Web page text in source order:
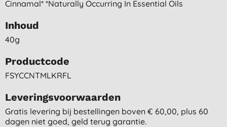
Cinnamal* *naturally Occurring In Essential Oils
Inhoud
40g
Productcode
FSYCCNTMLKRFL
Leveringsvoorwaarden
Gratis levering bij bestellingen boven € 60,00, plus 60
dagen niet goed, geld terug garantie.